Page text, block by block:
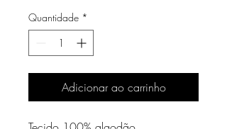
Quantidade *
Adicionar ao carrinho